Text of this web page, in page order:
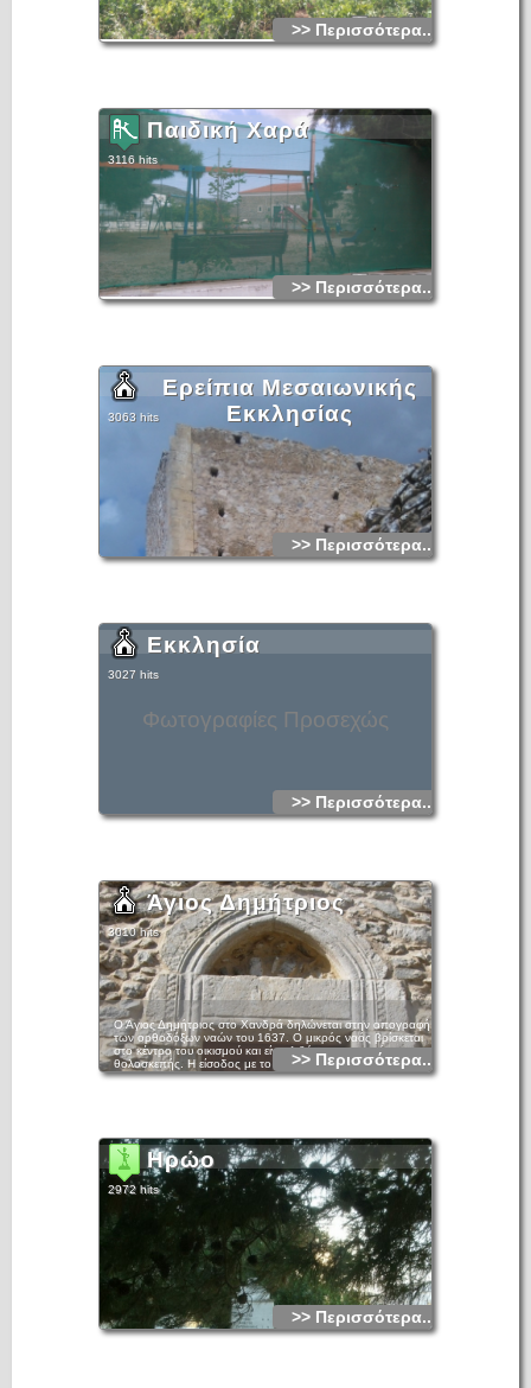
>> Περισσότερα...
Παιδική Χαρά
3116 hits
>> Περισσότερα...
Ερείπια Μεσαιωνικής
Εκκλησίας
3063 hits
>> Περισσότερα...
Φωτογραφίες Προσεχώς
Εκκλησία
3027 hits
>> Περισσότερα...
Άγιος Δημήτριος
3010 hits
Ο Άγιος Δημήτριος στο Χανδρά δηλώνεται στην απογραφή
των ορθοδόξων ναών του 1637. Ο μικρός ναός βρίσκεται
στο κέντρο του οικισμού και είναι λιθόκτιστος, μονόχωρος,
θολοσκεπής. Η είσοδος με το περίτεχνο περίθυρο και το
οξυκόρυφο ανακουφιστικό τόξο βρίσκεται στη νότια όψη του
τριών όψεών του και αρμολογήθηκε η τοιχοποιία του, ενώ
σύμφωνα με χάραγμα στο τύμπανο της εισόδου κάποια
ανακαίνιση πραγματοποιήθηκε το 1836.
>> Περισσότερα...
Ηρώο
2972 hits
>> Περισσότερα...